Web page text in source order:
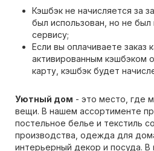
Кэшбэк не начисляется за
был использован, но не
сервису;
Если вы оплачиваете заказ
активированным кэшбэком
карту, кэшбэк будет
Уютный дом - это место, где
вещи. В нашем ассортименте
постельное белье и текстиль
производства, одежда для
интерьерный декор и посуда.